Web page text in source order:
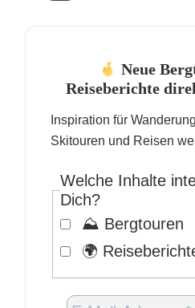
Neue
Reiseberichte
Inspiration für
Skitouren und Reisen
Welche Inhalte
Dich?
⛰️ Bergtouren
🌍